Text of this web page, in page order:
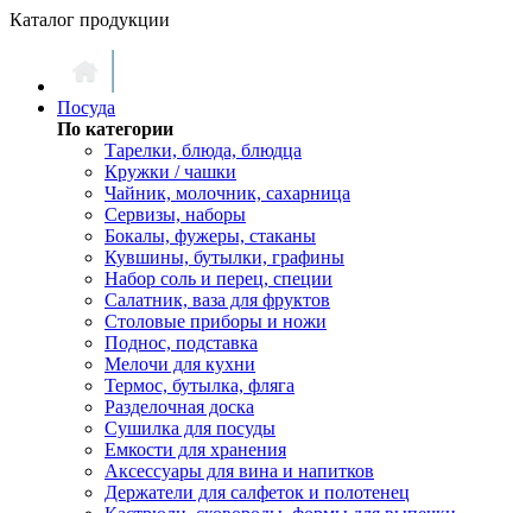
Каталог продукции
Посуда
По категории
Тарелки, блюда, блюдца
Кружки / чашки
Чайник, молочник, сахарница
Сервизы, наборы
Бокалы, фужеры, стаканы
Кувшины, бутылки, графины
Набор соль и перец, специи
Салатник, ваза для фруктов
Столовые приборы и ножи
Поднос, подставка
Мелочи для кухни
Термос, бутылка, фляга
Разделочная доска
Сушилка для посуды
Емкости для хранения
Аксессуары для вина и напитков
Держатели для салфеток и полотенец